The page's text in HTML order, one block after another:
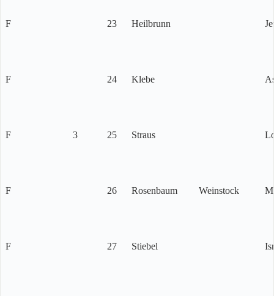
F 23 Heilbrunn
F 24 Klebe
F 3 25 Straus
F 26 Rosenbaum Weinstock
F 27 Stiebel